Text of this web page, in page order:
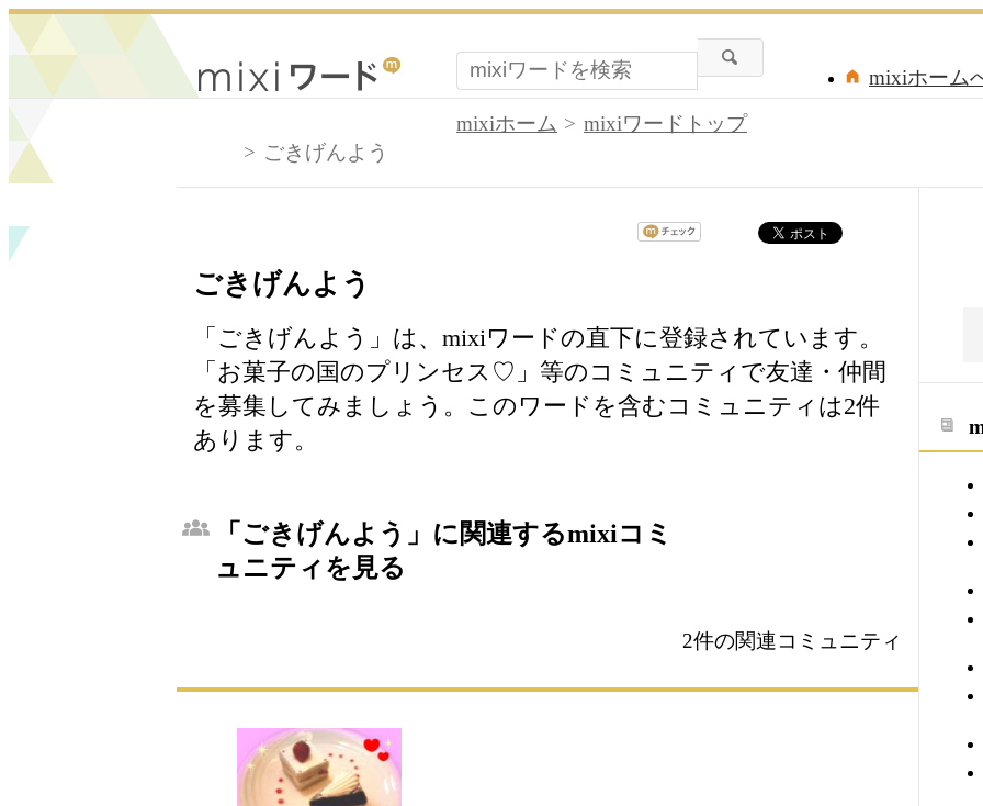
mixiホーム
mixiホーム
mixiワードトップ
ごきげんよう
ごきげんよう
「ごきげんよう」は、mixiワードの直下に登録されています。
「お菓子の国のプリンセス♡」等のコミュニティで友達・仲間
を募集してみましょう。このワードを含むコミュニティは2件
あります。
「ごきげんよう」に関連するmixiコミ
ュニティを見る
2件の関連コミュニティ